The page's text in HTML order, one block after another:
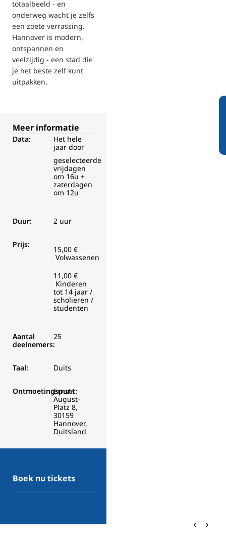
totaalbeeld - en
onderweg wacht je zelfs
een zoete verrassing.
Hannover is modern,
ontspannen en
veelzijdig - een stad die
je het beste zelf kunt
uitpakken.
Meer informatie
Data:
Het hele
jaar door
geselecteerde
vrijdagen
om 16u +
zaterdagen
om 12u
Duur: 2 uur
Prijs:
15,00 €
Volwassenen
11,00 €
Kinderen
tot 14 jaar /
scholieren /
studenten
Aantal
deelnemers:
25
Taal: Duits
Ontmoetingspunt:
Ernst-
August-
Platz 8,
30159
Hannover,
Duitsland
Boek nu tickets